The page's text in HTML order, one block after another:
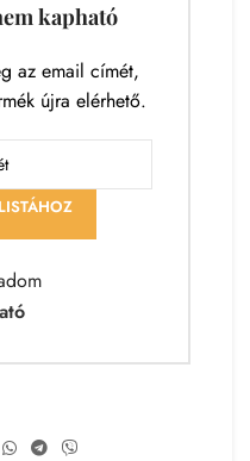
kapható
az email címét,
újra elérhető.